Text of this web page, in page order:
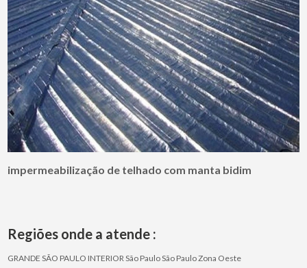
impermeabilização de telhado com manta bidim
Regiões onde a atende :
GRANDE SÃO PAULO INTERIORSão PauloSão PauloZona Oeste